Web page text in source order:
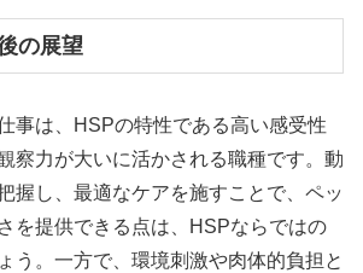
の展望
事は、HSPの特性である高い感受性
察力が大いに活かされる職種です。動
握し、最適なケアを施すことで、ペッ
を提供できる点は、HSPならではの
う。一方で、環境刺激や肉体的負担と